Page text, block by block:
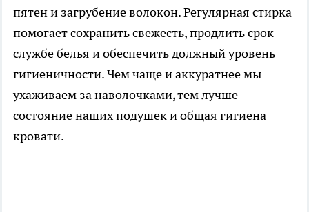
пятен и загрубение волокон. Регулярная стирка
помогает сохранить свежесть, продлить срок
службе белья и обеспечить должный уровень
гигиеничности. Чем чаще и аккуратнее мы
ухаживаем за наволочками, тем лучше
состояние наших подушек и общая гигиена
кровати.